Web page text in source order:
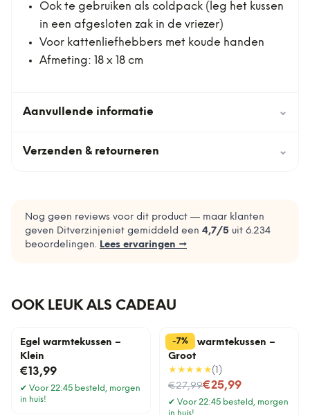
Ook te gebruiken als coldpack (leg het kussen
in een afgesloten zak in de vriezer)
Voor kattenliefhebbers met koude handen
Afmeting: 18 x 18 cm
Aanvullende informatie ⌄
Verzenden & retourneren ⌄
Nog geen reviews voor dit product — maar klanten
geven Ditverzinjeniet gemiddeld een 4,7/5 uit 6.234
beoordelingen. Lees ervaringen →
OOK LEUK ALS CADEAU
Egel warmtekussen –
Klein
€13,99
✔ Voor 22:45 besteld, morgen
in huis!
-7%
Lama warmtekussen –
Groot
★★★★★( 1 )
€27,99
Nu voor€25,99
✔ Voor 22:45 besteld, morgen